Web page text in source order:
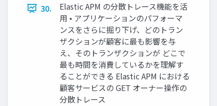
30.
Elastic APM の分散トレース機能を活
⽤ • アプリケーションのパフォーマ
ンスをさらに掘り下げ、どのトラン
ザクションが顧客に最も影響を与
え、そのトランザクションが どこで
最も時間を消費しているかを理解す
ることができる Elastic APM における
顧客サービスの GET オーナー操作の
分散トレース